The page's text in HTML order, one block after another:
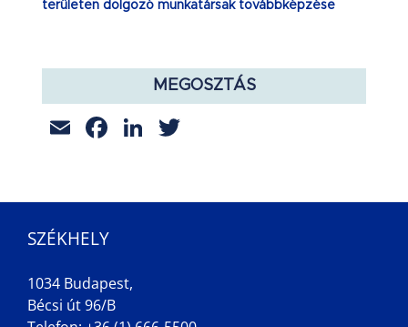
területen dolgozó munkatársak továbbképzése
MEGOSZTÁS
EmailFacebook
LinkedIn
SZÉKHELY
1034 Budapest,
Bécsi út 96/B